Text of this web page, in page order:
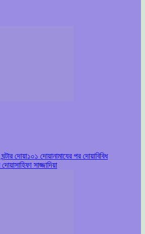
দোয়া১০১ দোয়ানামাযের পর দোয়াবিবিধ
সাহিফা সাজ্জাদিয়া